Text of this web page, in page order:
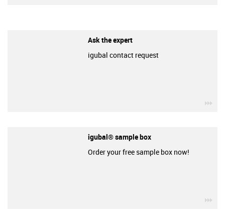
Ask the expert
igubal contact request
igubal® sample box
Order your free sample box now!